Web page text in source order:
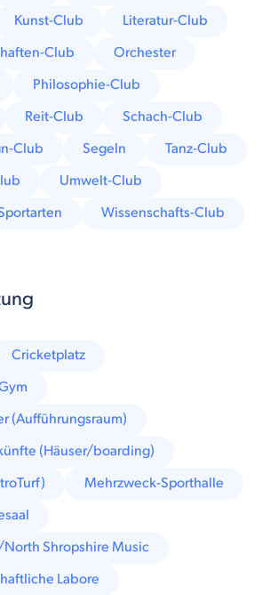
Kunst-Club
Literatur-Club
Club
Orchester
Philosophie-Club
Reit-Club
Schach-Club
Club
Segeln
Tanz-Club
Umwelt-Club
Wissenschafts-Club
Cricketplatz
(Aufführungsraum)
(Häuser/boarding)
Mehrzweck-Sporthalle
Shropshire Music
Labore